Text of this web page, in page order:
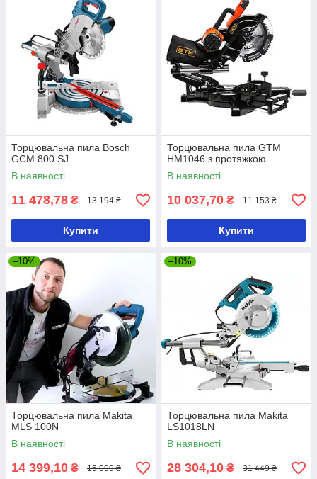
Торцювальна пила Bosch
GCM 800 SJ
В наявності
11 478,78 ₴ 13 194 ₴
Купити
Торцювальна пила GTM
HM1046 з протяжкою
В наявності
10 037,70 ₴ 11 153 ₴
Купити
–10%
Торцювальна пила Makita
MLS 100N
В наявності
14 399,10 ₴ 15 999 ₴
–10%
Торцювальна пила Makita
LS1018LN
В наявності
28 304,10 ₴ 31 449 ₴